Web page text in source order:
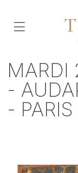
MARDI
-
- PARIS